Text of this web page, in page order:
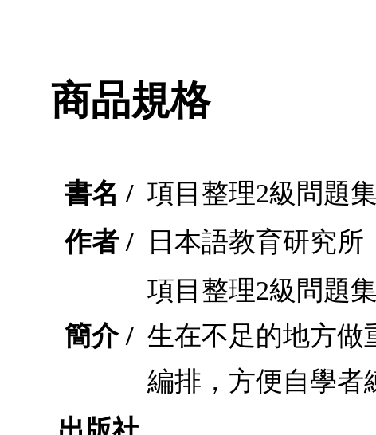
商品規格
書名 / 項目整理2級問題
作者 /
日本語教育研究所
簡介 /
項目整理2級問題
生在不足的地方做
編排，方便自學者